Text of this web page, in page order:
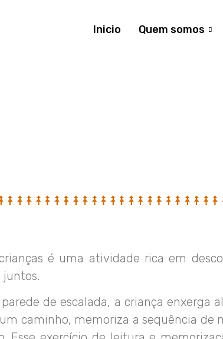
Inicio Quem somos
é uma atividade rica em
de escalada, a criança enxerga
caminho, memoriza a sequência de